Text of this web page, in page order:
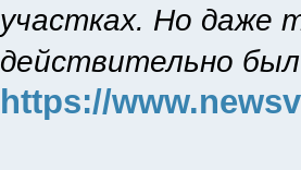
участках. Но даже
действительно
https://